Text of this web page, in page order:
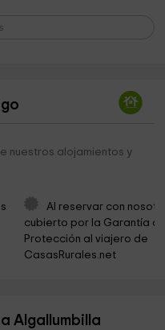
0,3 km
2,9 km
nuestros alojamientos y
Al reservar con
cubierto por la Garantía
Protección al viajero de
CasasRurales.net
Algallumbilla